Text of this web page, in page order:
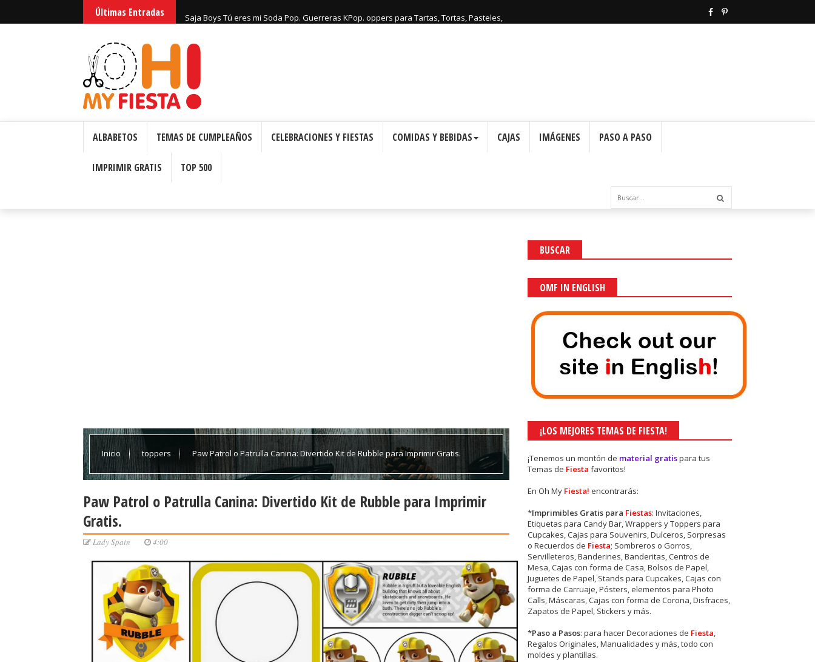
Últimas Entradas
ALBABETOS TEMAS DE CUMPLEAÑOS CELEBRACIONES Y FIESTAS COMIDAS Y BEBIDAS CAJAS IMÁGENES PASO A PASO
IMPRIMIR GRATIS TOP 500
Inicio toppers Paw Patrol o Patrulla Canina: Divertido Kit de Rubble para Imprimir Gratis.
Paw Patrol o Patrulla Canina: Divertido Kit de Rubble para Imprimir
Gratis.
Lady Spain 4:00
BUSCAR
OMF IN ENGLISH
¡LOS MEJORES TEMAS DE FIESTA!
¡Tenemos un montón de material gratispara tus
Temas de Fiestafavoritos!
En Oh My Fiesta!encontrarás:
*Imprimibles Gratis para Fiestas: Invitaciones,
Etiquetas para Candy Bar, Wrappers y Toppers para
Cupcakes, Cajas para Souvenirs, Dulceros, Sorpresas
o Recuerdos de Fiesta; Sombreros o Gorros,
Servilleteros, Banderines, Banderitas, Centros de
Mesa, Cajas con forma de Casa, Bolsos de Papel,
Juguetes de Papel, Stands para Cupcakes, Cajas con
forma de Carruaje, Pósters, elementos para Photo
Calls, Máscaras, Cajas con forma de Corona, Disfraces,
Zapatos de Papel, Stickers y más.
*Paso a Pasos: para hacer Decoraciones de Fiesta,
Regalos Originales, Manualidades y más, todo con
moldes y plantillas.